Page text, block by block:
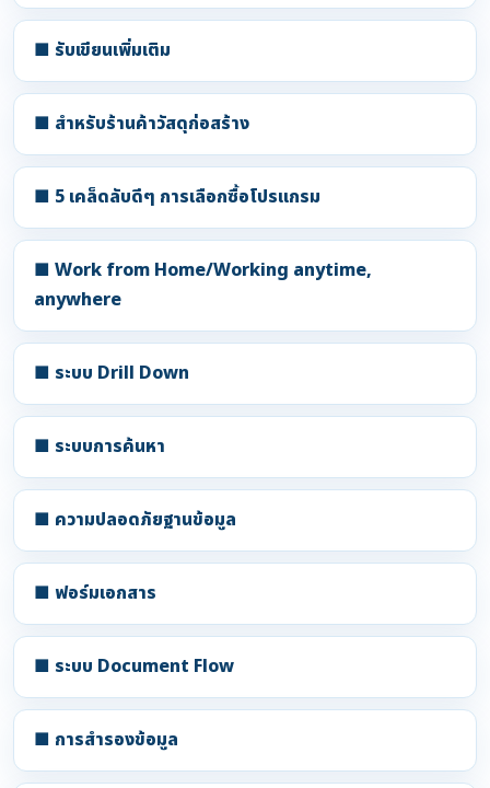
■ รับเขียนเพิ่มเติม
■ สำหรับร้านค้าวัสดุก่อสร้าง
■ 5 เคล็ดลับดีๆ การเลือกซื้อโปรแกรม
■ Work from Home/Working anytime,
anywhere
■ ระบบ Drill Down
■ ระบบการค้นหา
■ ความปลอดภัยฐานข้อมูล
■ ฟอร์มเอกสาร
■ ระบบ Document Flow
■ การสำรองข้อมูล